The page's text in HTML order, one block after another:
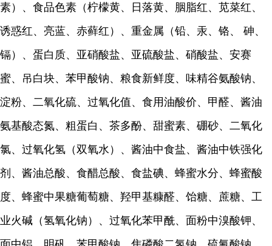
素）、食品色素（柠檬黄、日落黄、胭脂红、苋菜红、
诱惑红、亮蓝、赤藓红）、重金属（铅、汞、铬、 砷、
镉）、蛋白质、亚硝酸盐、亚硫酸盐、硝酸盐、安赛
蜜、吊白块、苯甲酸钠、粮食新鲜度、味精谷氨酸钠、
淀粉、二氧化硫、过氧化值、食用油酸价、甲醛、酱油
氨基酸态氮、粗蛋白、茶多酚、甜蜜素、硼砂、二氧化
氯、过氧化氢（双氧水）、酱油中食盐、酱油中铁强化
剂、酱油总酸、食醋总酸、食盐碘、蜂蜜水分、蜂蜜酸
度、蜂蜜中果糖葡萄糖、羟甲基糠醛、饴糖、蔗糖、工
业火碱（氢氧化钠）、过氧化苯甲酰、面粉中溴酸钾、